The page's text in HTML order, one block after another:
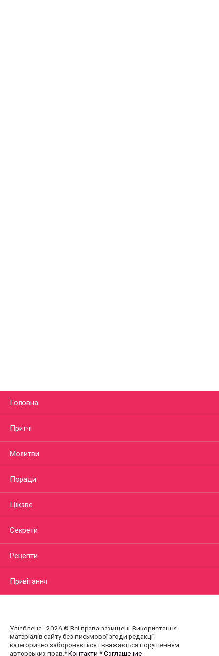
Головна
Притчі
Молитви
Поради
Цікаве
Секрети
Рецепти
Привітання
Улюблена - 2026 © Всі права захищені. Використання
матеріалів сайту без письмової згоди редакції
категорично забороняється і вважається порушенням
авторських прав.*Контакти *Соглашение